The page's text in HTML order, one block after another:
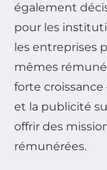
également
pour les
les entreprises
mêmes
forte
et la publicité
offrir des
rémunérées.